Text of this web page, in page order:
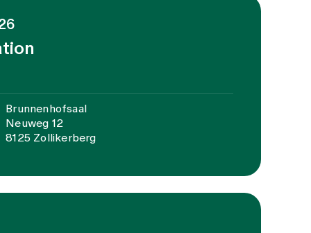
Brunnenhofsaal
Neuweg 12
8125 Zollikerberg